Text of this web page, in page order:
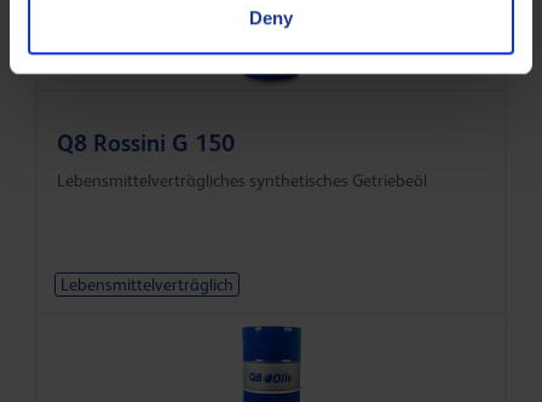
Deny
Q8 Rossini G 150
Lebensmittelverträgliches synthetisches Getriebeöl
Lebensmittelverträglich